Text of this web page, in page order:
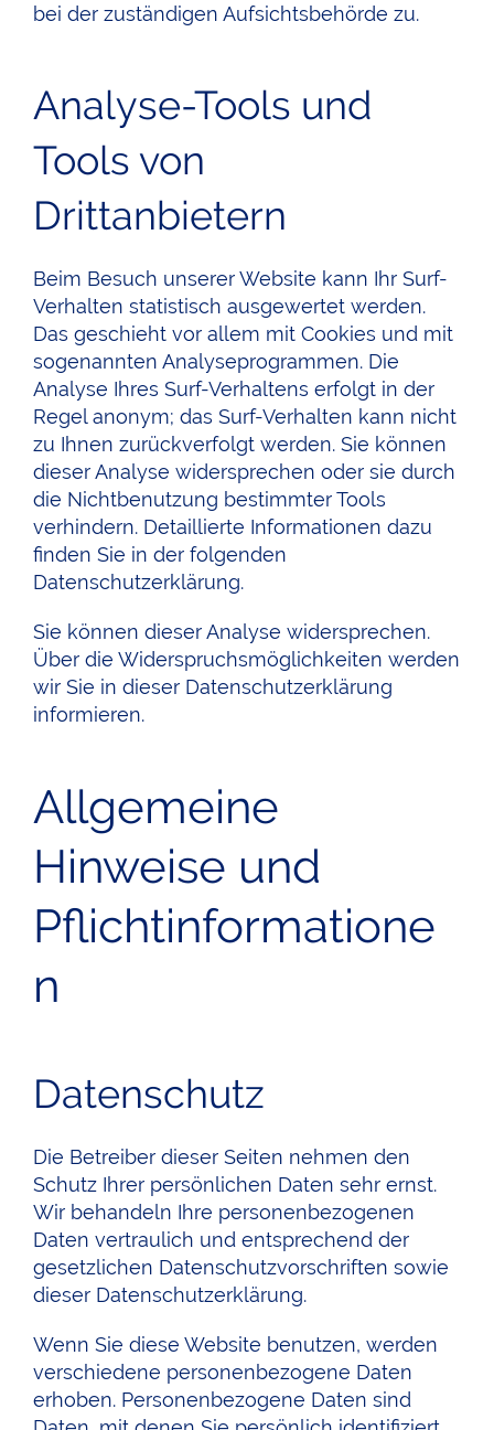
bei der zuständigen Aufsichtsbehörde zu.
Analyse-Tools und
Tools von
Drittanbietern
Beim Besuch unserer Website kann Ihr Surf-
Verhalten statistisch ausgewertet werden.
Das geschieht vor allem mit Cookies und mit
sogenannten Analyseprogrammen. Die
Analyse Ihres Surf-Verhaltens erfolgt in der
Regel anonym; das Surf-Verhalten kann nicht
zu Ihnen zurückverfolgt werden. Sie können
dieser Analyse widersprechen oder sie durch
die Nichtbenutzung bestimmter Tools
verhindern. Detaillierte Informationen dazu
finden Sie in der folgenden
Datenschutzerklärung.
Sie können dieser Analyse widersprechen.
Über die Widerspruchsmöglichkeiten werden
wir Sie in dieser Datenschutzerklärung
informieren.
Allgemeine
Hinweise und
Pflichtinformatione
n
Datenschutz
Die Betreiber dieser Seiten nehmen den
Schutz Ihrer persönlichen Daten sehr ernst.
Wir behandeln Ihre personenbezogenen
Daten vertraulich und entsprechend der
gesetzlichen Datenschutzvorschriften sowie
dieser Datenschutzerklärung.
Wenn Sie diese Website benutzen, werden
verschiedene personenbezogene Daten
erhoben. Personenbezogene Daten sind